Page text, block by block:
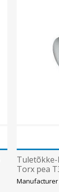
Torx pea
Manufacturer